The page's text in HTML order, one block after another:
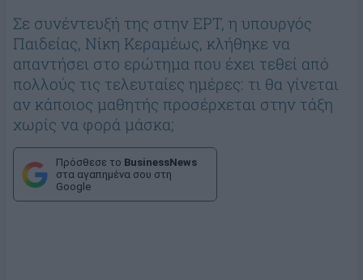
Σε συνέντευξή της στην ΕΡΤ, η υπουργός
Παιδείας, Νίκη Κεραμέως, κλήθηκε να
απαντήσει στο ερώτημα που έχει τεθεί από
πολλούς τις τελευταίες ημέρες: τι θα γίνεται
αν κάποιος μαθητής προσέρχεται στην τάξη
χωρίς να φορά μάσκα;
Πρόσθεσε το BusinessNews
στα αγαπημένα σου στη
Google